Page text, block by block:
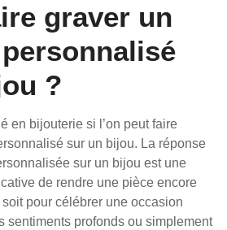
graver un
?
en bijouterie si l’on peut faire
sur un bijou. La réponse
sur un bijou est une
de rendre une pièce encore
pour célébrer une occasion
sentiments profonds ou simplement